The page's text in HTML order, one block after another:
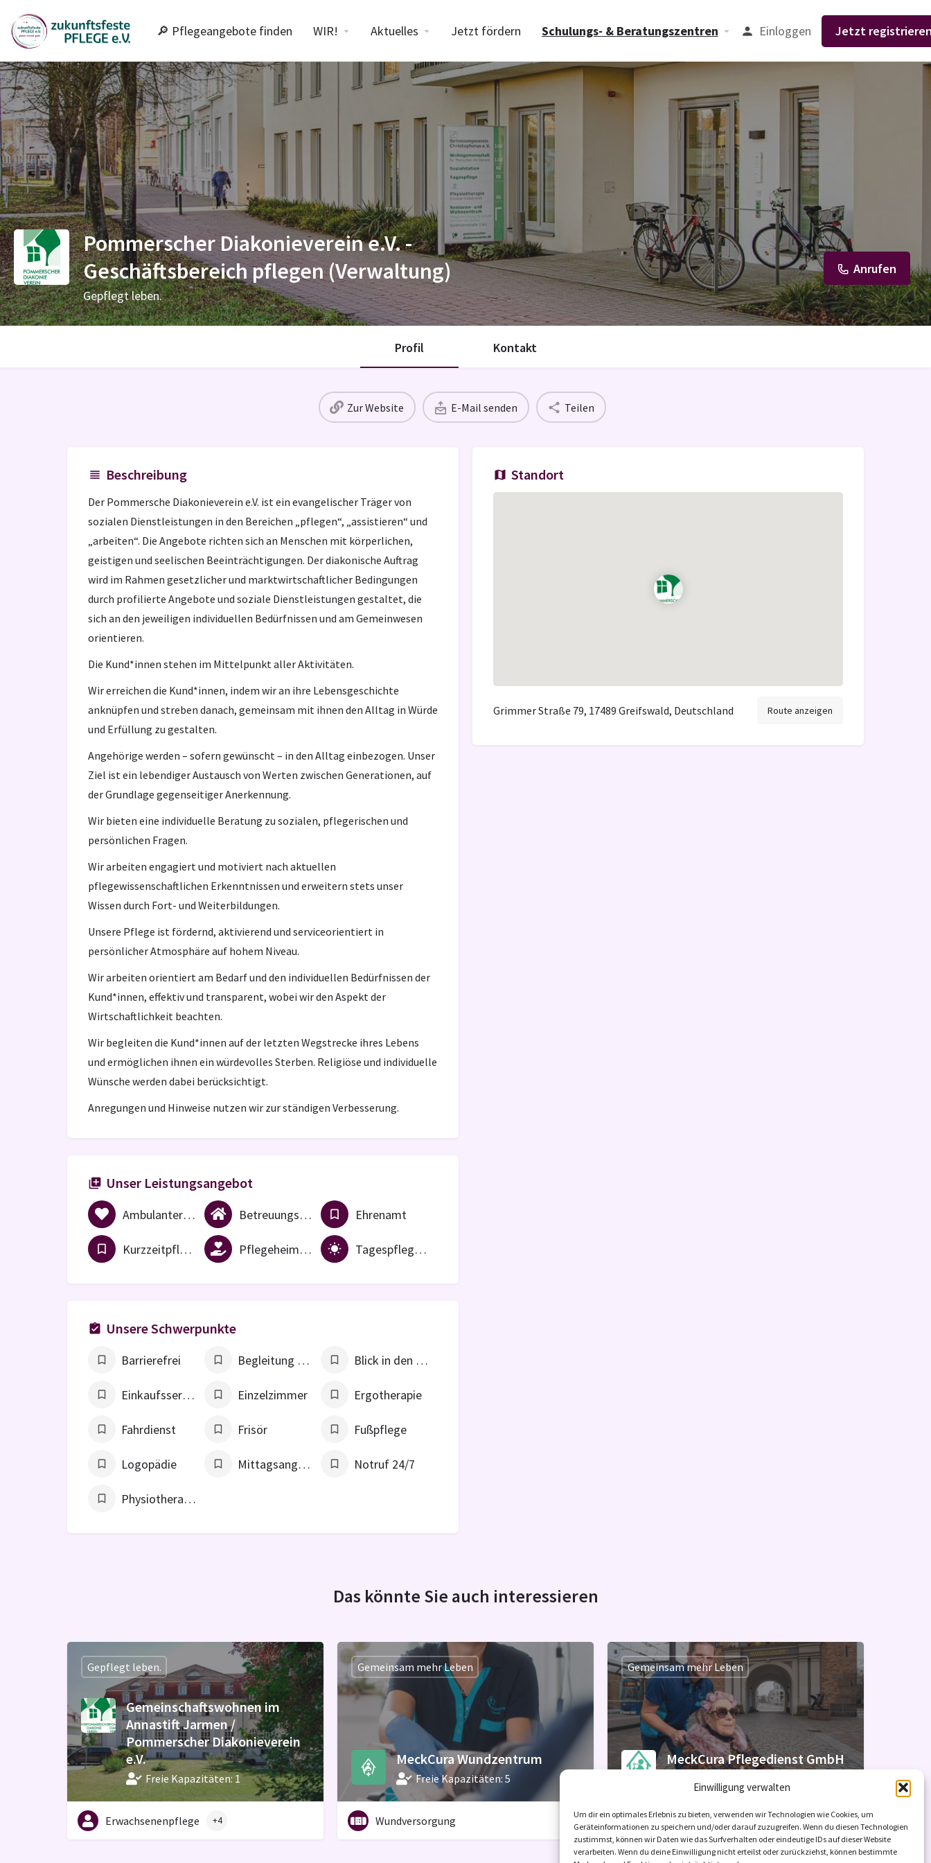
Einwilligung verwalten
Um dir ein optimales Erlebnis zu bieten, verwenden wir Technologien wie Cookies, um
Geräteinformationen zu speichern und/oder darauf zuzugreifen. Wenn du diesen Technologien
zustimmst, können wir Daten wie das Surfverhalten oder eindeutige IDs auf dieser Website
verarbeiten. Wenn du deine Einwilligung nicht erteilst oder zurückziehst, können bestimmte
🔎 Pflegeangebote finden WIR! Aktuelles Jetzt fördern Schulungs- & Beratungszentren Einloggen Jetzt
Pommerscher Diakonieverein e.V. -
Geschäftsbereich pflegen (Verwaltung)
Gepflegt leben.
Anrufen
Profil Kontakt
Zur Website E-Mail senden Teilen
Beschreibung
Der Pommersche Diakonieverein e.V. ist ein evangelischer Träger von
sozialen Dienstleistungen in den Bereichen „pflegen“, „assistieren“ und
„arbeiten“. Die Angebote richten sich an Menschen mit körperlichen,
geistigen und seelischen Beeinträchtigungen. Der diakonische Auftrag
wird im Rahmen gesetzlicher und marktwirtschaftlicher Bedingungen
durch profilierte Angebote und soziale Dienstleistungen gestaltet, die
sich an den jeweiligen individuellen Bedürfnissen und am Gemeinwesen
orientieren.
Die Kund*innen stehen im Mittelpunkt aller Aktivitäten.
Wir erreichen die Kund*innen, indem wir an ihre Lebensgeschichte
anknüpfen und streben danach, gemeinsam mit ihnen den Alltag in Würde
und Erfüllung zu gestalten.
Angehörige werden – sofern gewünscht – in den Alltag einbezogen. Unser
Ziel ist ein lebendiger Austausch von Werten zwischen Generationen, auf
der Grundlage gegenseitiger Anerkennung.
Wir bieten eine individuelle Beratung zu sozialen, pflegerischen und
persönlichen Fragen.
Wir arbeiten engagiert und motiviert nach aktuellen
pflegewissenschaftlichen Erkenntnissen und erweitern stets unser
Wissen durch Fort- und Weiterbildungen.
Unsere Pflege ist fördernd, aktivierend und serviceorientiert in
persönlicher Atmosphäre auf hohem Niveau.
Wir arbeiten orientiert am Bedarf und den individuellen Bedürfnissen der
Kund*innen, effektiv und transparent, wobei wir den Aspekt der
Wirtschaftlichkeit beachten.
Wir begleiten die Kund*innen auf der letzten Wegstrecke ihres Lebens
und ermöglichen ihnen ein würdevolles Sterben. Religiöse und individuelle
Wünsche werden dabei berücksichtigt.
Anregungen und Hinweise nutzen wir zur ständigen Verbesserung.
Unser Leistungsangebot
Ambulanter Pflegedienst Betreuungsdienst Ehrenamt
Kurzzeitpflege Pflegeheim / vollstationäre Einrichtung Tagespflegeeinrichtung
Unsere Schwerpunkte
Barrierefrei Begleitung zum Arzt Blick in den Garten
Einkaufsservice Einzelzimmer Ergotherapie
Fahrdienst Frisör Fußpflege
Logopädie Mittagsangebot Notruf 24/7
Physiotherapie
Standort
Grimmer Straße 79, 17489 Greifswald, Deutschland Route anzeigen
Das könnte Sie auch interessieren
Gemeinschaftswohnen im
Annastift Jarmen /
Pommerscher Diakonieverein
e.V.
Freie Kapazitäten: 1
Gepflegt leben.
Erwachsenenpflege +4
MeckCura Wundzentrum
Freie Kapazitäten: 5
Gemeinsam mehr Leben
Wundversorgung
MeckCura Pflegedienst GmbH
Gemeinsam mehr Leben
Pflegeberatung nach §37.3 +2